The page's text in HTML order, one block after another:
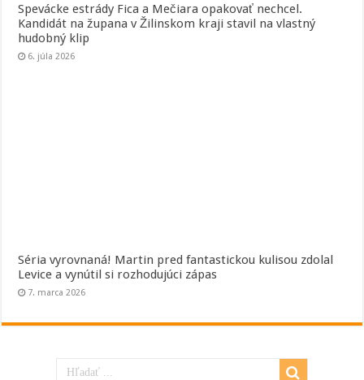
Spevácke estrády Fica a Mečiara opakovať nechcel.
Kandidát na župana v Žilinskom kraji stavil na vlastný
hudobný klip
6. júla 2026
Séria vyrovnaná! Martin pred fantastickou kulisou zdolal
Levice a vynútil si rozhodujúci zápas
7. marca 2026